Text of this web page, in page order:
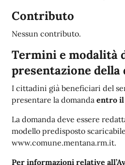
Contributo
Nessun contributo.
Termini e modalità
presentazione della
I cittadini già beneficiari del
presentare la domanda entro il
La domanda deve essere
modello predisposto
www.comune.mentana.rm.it.
Per informazioni relative